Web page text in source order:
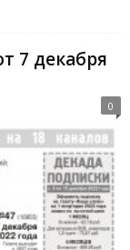
7 декабря
0